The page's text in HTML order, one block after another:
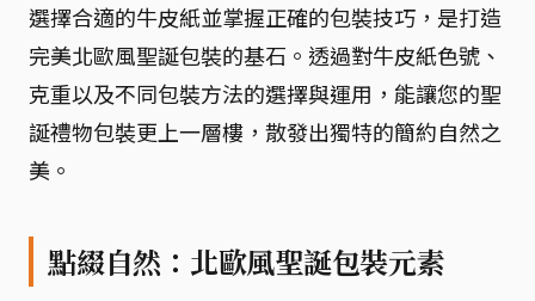
選擇合適的牛皮紙並掌握正確的包裝技巧，是打造
完美北歐風聖誕包裝的基石。透過對牛皮紙色號、
克重以及不同包裝方法的選擇與運用，能讓您的聖
誕禮物包裝更上一層樓，散發出獨特的簡約自然之
美。
點綴自然：北歐風聖誕包裝元素